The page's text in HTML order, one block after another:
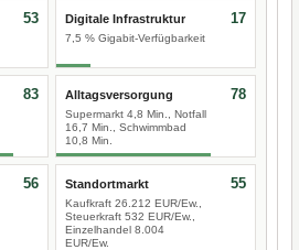
53 Digitale Infrastruktur
7,5 % Gigabit-Verfügbarkeit
17
83 Alltagsversorgung
Supermarkt 4,8 Min., Notfall
16,7 Min., Schwimmbad
10,8 Min.
78
56 Standortmarkt
Kaufkraft 26.212 EUR/Ew.,
Steuerkraft 532 EUR/Ew.,
Einzelhandel 8.004
EUR/Ew.
55